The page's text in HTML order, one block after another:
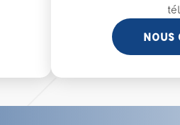
NOUS